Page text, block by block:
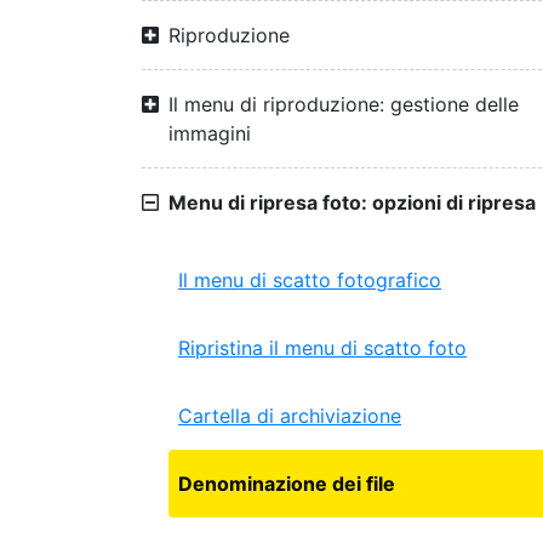
Riproduzione
Il menu di riproduzione: gestione delle
immagini
Menu di ripresa foto: opzioni di ripresa
Il menu di scatto fotografico
Ripristina il menu di scatto foto
Cartella di archiviazione
Denominazione dei file